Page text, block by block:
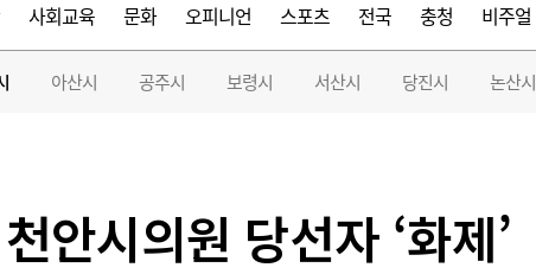
사회교육 문화 오피니언 스포츠 전국 충청 비주얼
아산시 공주시 보령시 서산시 당진시 논산시
안시의원 당선자 ‘화제’